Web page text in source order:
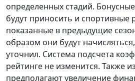
определенных стадий.
будут приносить и спортивные
показанные в предыдущие
образом они будут
уточнил. Система подсчета
рейтинге не изменится. Также
предполагают увеличение